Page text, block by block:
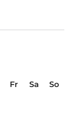
Fr Sa
So